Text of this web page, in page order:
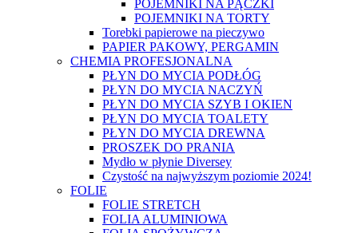
POJEMNIKI NA PĄCZKI
POJEMNIKI NA TORTY
Torebki papierowe na pieczywo
PAPIER PAKOWY, PERGAMIN
CHEMIA PROFESJONALNA
PŁYN DO MYCIA PODŁÓG
PŁYN DO MYCIA NACZYŃ
PŁYN DO MYCIA SZYB I OKIEN
PŁYN DO MYCIA TOALETY
PŁYN DO MYCIA DREWNA
PROSZEK DO PRANIA
Mydło w płynie Diversey
Czystość na najwyższym poziomie 2024!
FOLIE
FOLIE STRETCH
FOLIA ALUMINIOWA